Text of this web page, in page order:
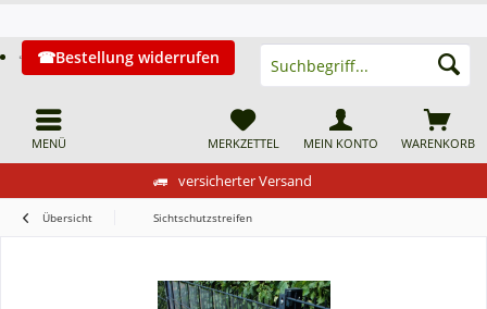
versicherter Versand
MENÜ
Bestellung widerrufen
WARENKORB
MERKZETTEL MEIN KONTO
Übersicht Sichtschutzstreifen